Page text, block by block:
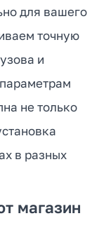
для вашего
точную
и
не только
в разных
магазин